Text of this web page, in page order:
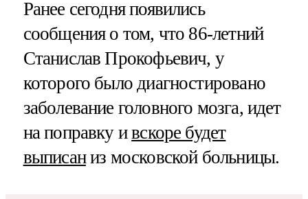
Ранее сегодня появились
сообщения о том, что 86-летний
Станислав Прокофьевич, у
которого было диагностировано
заболевание головного мозга, идет
на поправку ивскоре будет
выписаниз московской больницы.